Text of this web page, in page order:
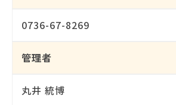
0736-67-8269
管理者
丸井 統博